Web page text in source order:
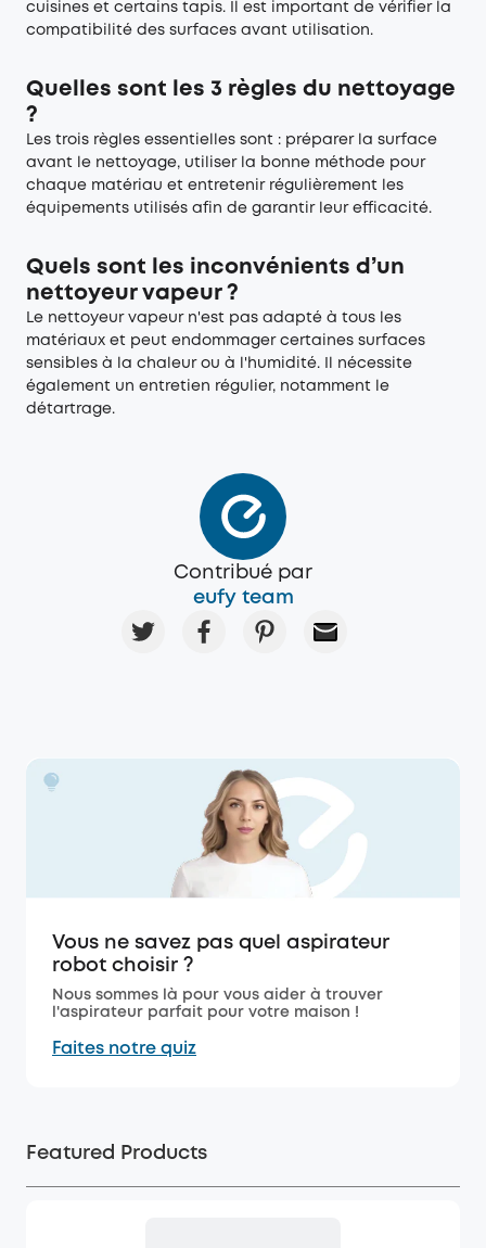
cuisines et certains tapis. Il est important de vérifier la
compatibilité des surfaces avant utilisation.
Quelles sont les 3 règles du nettoyage
?
Les trois règles essentielles sont : préparer la surface
avant le nettoyage, utiliser la bonne méthode pour
chaque matériau et entretenir régulièrement les
équipements utilisés afin de garantir leur efficacité.
Quels sont les inconvénients d’un
nettoyeur vapeur ?
Le nettoyeur vapeur n'est pas adapté à tous les
matériaux et peut endommager certaines surfaces
sensibles à la chaleur ou à l'humidité. Il nécessite
également un entretien régulier, notamment le
détartrage.
Contribué par
eufy team
Vous ne savez pas quel aspirateur
robot choisir ?
Nous sommes là pour vous aider à trouver
l'aspirateur parfait pour votre maison !
Faites notre quiz
Featured Products